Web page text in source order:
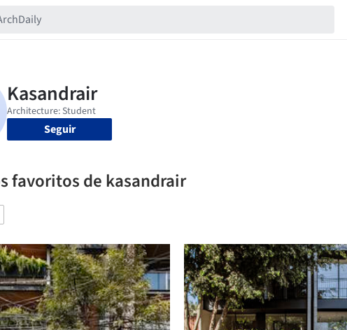
Seguir
favoritos de kasandrair